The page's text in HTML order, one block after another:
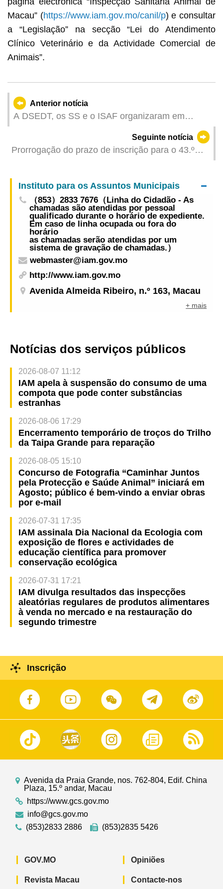
Macau” (https://www.iam.gov.mo/canil/p) e consultar
a “Legislação” na secção “Lei do Atendimento
Clínico Veterinário e da Actividade Comercial de
Animais”.
Anterior notícia
A DSEDT, os SS e o ISAF organizaram em
discutir a promoção do desenvolvimento da
indústria de big health da medicina tradicional
Seguinte notícia
Prorrogação do prazo de inscrição para o 43.º
Instituto para os Assuntos Municipais
（853）2833 7676（Linha do Cidadão - As
chamadas são atendidas por pessoal
qualificado durante o horário de expediente.
Em caso de linha ocupada ou fora do
horário
as chamadas serão atendidas por um
sistema de gravação de chamadas.）
webmaster@iam.gov.mo
http://www.iam.gov.mo
Avenida Almeida Ribeiro, n.º 163, Macau
+ mais
Notícias dos serviços públicos
2026-08-07 11:12
IAM apela à suspensão do consumo de uma
compota que pode conter substâncias
estranhas
2026-08-06 17:29
Encerramento temporário de troços do Trilho
da Taipa Grande para reparação
2026-08-05 15:10
Concurso de Fotografia “Caminhar Juntos
pela Protecção e Saúde Animal” iniciará em
Agosto; público é bem-vindo a enviar obras
por e-mail
2026-07-31 17:35
IAM assinala Dia Nacional da Ecologia com
exposição de flores e actividades de
educação científica para promover
conservação ecológica
2026-07-31 17:21
IAM divulga resultados das inspecções
aleatórias regulares de produtos alimentares
à venda no mercado e na restauração do
segundo trimestre
Inscrição
Avenida da Praia Grande, nos. 762-804, Edif. China
Plaza, 15.º andar, Macau
https://www.gcs.gov.mo
info@gcs.gov.mo
(853)2833 2886
(853)2835 5426
GOV.MO
Revista Macau
Opiniões
Contacte-nos